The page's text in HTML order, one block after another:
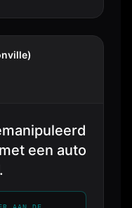
een auto